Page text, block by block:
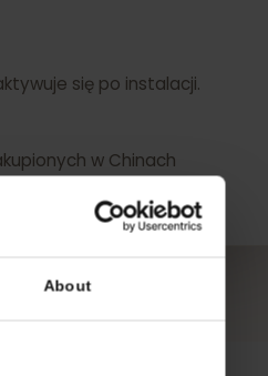
iPhone 12 Mini, iPhone SE
aktywuje się po instalacji.
zakupionych w Chinach